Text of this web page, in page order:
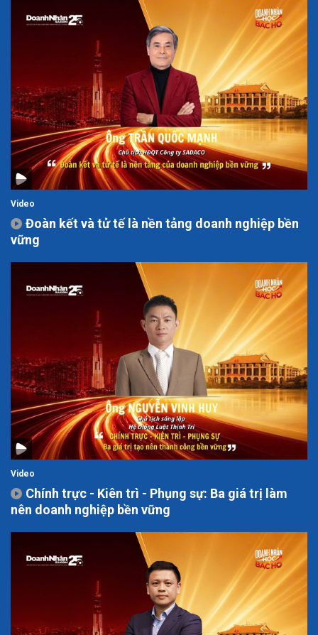
Video
Đoàn kết và tử tế là nền tảng doanh nghiệp bền
vững
Video
Chính trực - Kiên trì - Phụng sự: Ba giá trị làm
nên doanh nghiệp bền vững